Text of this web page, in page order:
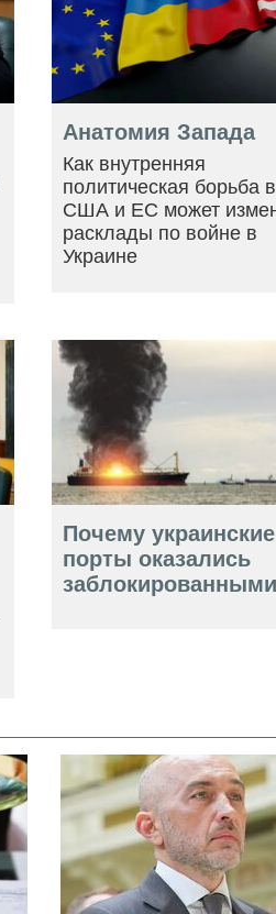
Анатомия Запада
Как внутренняя
политическая борьба в
США и ЕС может
расклады по войне в
Украине
Почему украинские
порты оказались
заблокированными